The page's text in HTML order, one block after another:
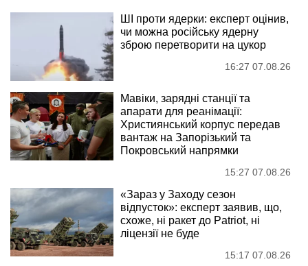
ШІ проти ядерки: експерт оцінив,
чи можна російську ядерну
зброю перетворити на цукор
16:27 07.08.26
Мавіки, зарядні станції та
апарати для реанімації:
Християнський корпус передав
вантаж на Запорізький та
Покровський напрямки
15:27 07.08.26
«Зараз у Заходу сезон
відпусток»: експерт заявив, що,
схоже, ні ракет до Patriot, ні
ліцензії не буде
15:17 07.08.26